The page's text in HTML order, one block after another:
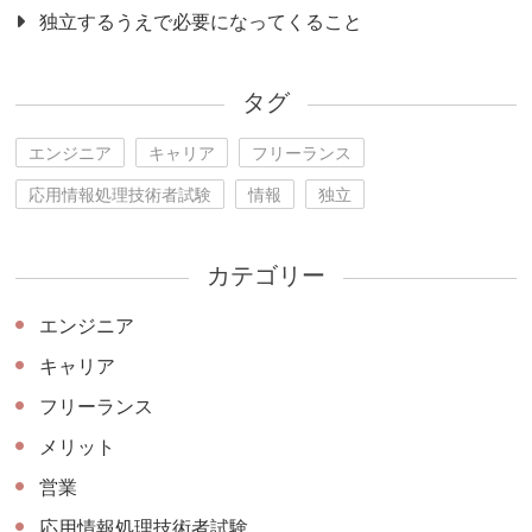
独立するうえで必要になってくること
タグ
エンジニア キャリア
フリーランス
応用情報処理技術者試験
情報 独立
カテゴリー
エンジニア
キャリア
フリーランス
メリット
営業